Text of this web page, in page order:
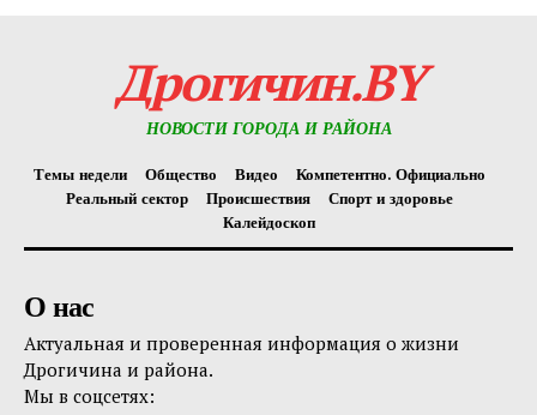
Правила использования материалов
Электронные обращения
Дрогичин.BY
НОВОСТИ ГОРОДА И РАЙОНА
Темы недели Общество Видео
Компетентно. Официально
Реальный сектор
Происшествия
Спорт и здоровье
Калейдоскоп
О нас
Актуальная и проверенная информация о жизни
Дрогичина и района.
Мы в соцсетях: